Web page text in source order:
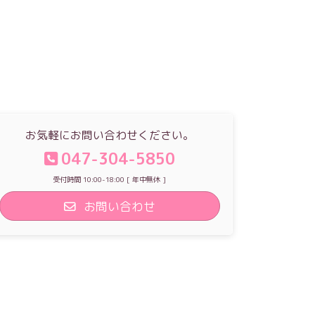
お気軽にお問い合わせください。
047-304-5850
受付時間 10:00-18:00 [ 年中無休 ]
お問い合わせ